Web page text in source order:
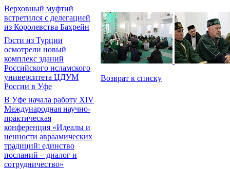
Верховный муфтий
встретился с делегацией
из Королевства Бахрейн
Гости из Турции
осмотрели новый
комплекс зданий
Российского исламского
университета ЦДУМ
России в Уфе
В Уфе начала работу XIV
Международная научно-
практическая
конференция «Идеалы и
ценности авраамических
традиций: единство
посланий – диалог и
сотрудничество»
Возврат к списку